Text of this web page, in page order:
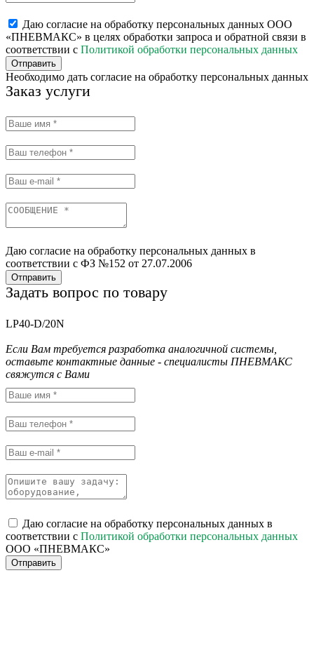
Даю согласие на обработку персональных данных ООО
«ПНЕВМАКС» в целях обработки запроса и обратной связи в
соответствии с Политикой обработки персональных данных
Отправить
Необходимо дать согласие на обработку персональных данных
Заказ услуги
Даю согласие на обработку персональных данных в
соответствии с ФЗ №152 от 27.07.2006
Отправить
Задать вопрос по товару
LP40-D/20N
Если Вам требуется разработка аналогичной системы,
оставьте контактные данные - специалисты ПНЕВМАКС
свяжутся с Вами
Даю согласие на обработку персональных данных в
соответствии с Политикой обработки персональных данных
ООО «ПНЕВМАКС»
Отправить